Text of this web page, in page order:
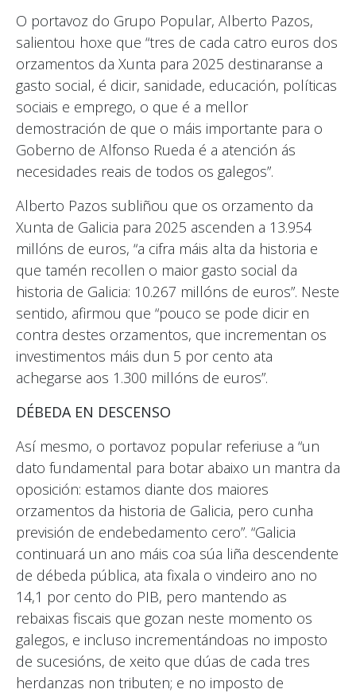
O portavoz do Grupo Popular, Alberto Pazos,
salientou hoxe que “tres de cada catro euros dos
orzamentos da Xunta para 2025 destinaranse a
gasto social, é dicir, sanidade, educación, políticas
sociais e emprego, o que é a mellor
demostración de que o máis importante para o
Goberno de Alfonso Rueda é a atención ás
necesidades reais de todos os galegos”.
Alberto Pazos subliñou que os orzamento da
Xunta de Galicia para 2025 ascenden a 13.954
millóns de euros, “a cifra máis alta da historia e
que tamén recollen o maior gasto social da
historia de Galicia: 10.267 millóns de euros”. Neste
sentido, afirmou que “pouco se pode dicir en
contra destes orzamentos, que incrementan os
investimentos máis dun 5 por cento ata
achegarse aos 1.300 millóns de euros”.
DÉBEDA EN DESCENSO
Así mesmo, o portavoz popular referiuse a “un
dato fundamental para botar abaixo un mantra da
oposición: estamos diante dos maiores
orzamentos da historia de Galicia, pero cunha
previsión de endebedamento cero”. “Galicia
continuará un ano máis coa súa liña descendente
de débeda pública, ata fixala o vindeiro ano no
14,1 por cento do PIB, pero mantendo as
rebaixas fiscais que gozan neste momento os
galegos, e incluso incrementándoas no imposto
de sucesións, de xeito que dúas de cada tres
herdanzas non tributen; e no imposto de